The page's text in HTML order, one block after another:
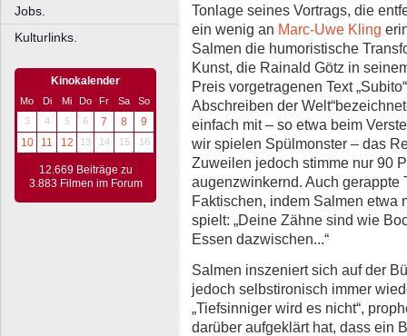
Jobs.
Kulturlinks.
Kinokalender
Mo Di Mi Do Fr Sa
So
3
4 5 6 7 8
9
10
11 12 13 14 15 16
12.669 Beiträge zu
3.883 Filmen im Forum
Tonlage seines Vortrags, die
ein wenig an Marc-Uwe Kling
Salmen die humoristische
Kunst, die Rainald Götz in
Preis vorgetragenen Text
Abschreiben der
einfach mit – so etwa beim
wir spielen Spülmonster – das
Zuweilen jedoch stimme nur 90
augenzwinkernd. Auch gerappte
Faktischen, indem Salmen etwa
spielt: „Deine Zähne sind wie
Essen dazwischen...“
Salmen inszeniert sich auf der
jedoch selbstironisch immer
„Tiefsinniger wird es nicht“,
darüber aufgeklärt hat, dass ein